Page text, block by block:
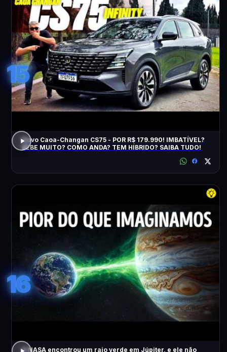
15
Novo Caoa-Changan CS75 - POR R$ 179.990! IMBATÍVEL?
BEBE MUITO? COMO ANDA? TEM HÍBRIDO? SAIBA TUDO!
16
A NASA encontrou um raio verde em Júpiter, e ele não